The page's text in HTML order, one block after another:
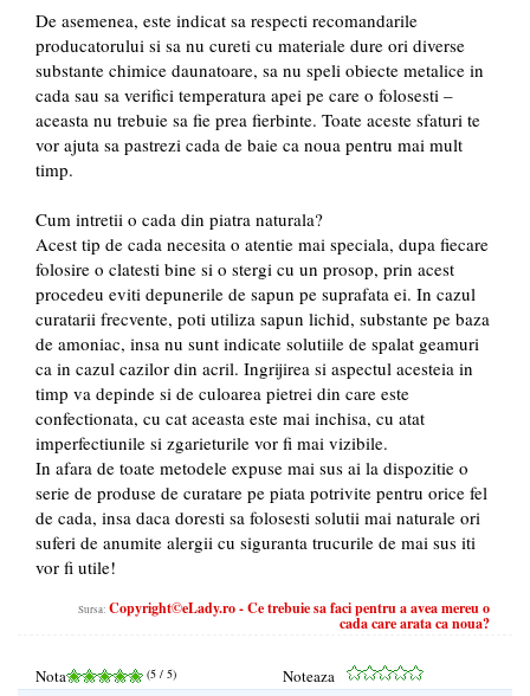
De asemenea, este indicat sa respecti recomandarile
producatorului si sa nu cureti cu materiale dure ori diverse
substante chimice daunatoare, sa nu speli obiecte metalice in
cada sau sa verifici temperatura apei pe care o folosesti –
aceasta nu trebuie sa fie prea fierbinte. Toate aceste sfaturi te
vor ajuta sa pastrezi cada de baie ca noua pentru mai mult
timp.
Cum intretii o cada din piatra naturala?
Acest tip de cada necesita o atentie mai speciala, dupa fiecare
folosire o clatesti bine si o stergi cu un prosop, prin acest
procedeu eviti depunerile de sapun pe suprafata ei. In cazul
curatarii frecvente, poti utiliza sapun lichid, substante pe baza
de amoniac, insa nu sunt indicate solutiile de spalat geamuri
ca in cazul cazilor din acril. Ingrijirea si aspectul acesteia in
timp va depinde si de culoarea pietrei din care este
confectionata, cu cat aceasta este mai inchisa, cu atat
imperfectiunile si zgarieturile vor fi mai vizibile.
In afara de toate metodele expuse mai sus ai la dispozitie o
serie de produse de curatare pe piata potrivite pentru orice fel
de cada, insa daca doresti sa folosesti solutii mai naturale ori
suferi de anumite alergii cu siguranta trucurile de mai sus iti
vor fi utile!
Sursa: Copyright©eLady.ro - Ce trebuie sa faci pentru a avea mereu o
cada care arata ca noua?
Nota (5 / 5) Noteaza